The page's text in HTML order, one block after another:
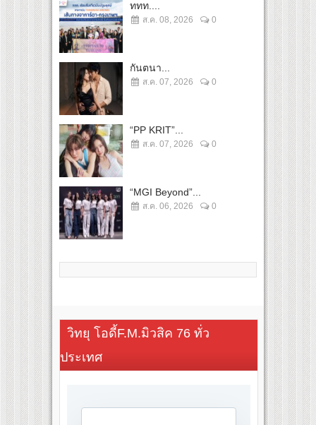
ททท....
ส.ค. 08, 2026 0
กันตนา...
ส.ค. 07, 2026 0
“PP KRIT”...
ส.ค. 07, 2026 0
“MGI Beyond”...
ส.ค. 06, 2026 0
วิทยุ โอดี้F.M.มิวสิค 76 ทั่ว
ประเทศ